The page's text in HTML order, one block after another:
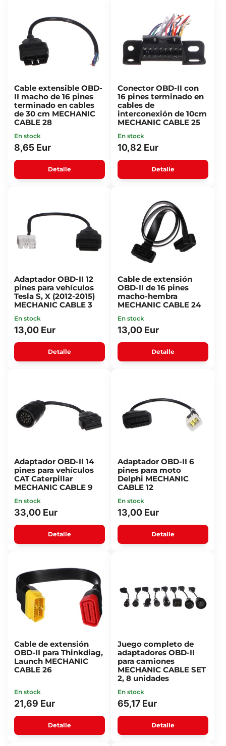
Cable extensible OBD-
II macho de 16 pines
terminado en cables
de 30 cm MECHANIC
CABLE 28
En stock
8,65 Eur
Detalle
Conector OBD-II con
16 pines terminado en
cables de
interconexión de 10cm
MECHANIC CABLE 25
En stock
10,82 Eur
Detalle
Adaptador OBD-II 12
pines para vehículos
Tesla S, X (2012-2015)
MECHANIC CABLE 3
En stock
13,00 Eur
Detalle
Cable de extensión
OBD-II de 16 pines
macho-hembra
MECHANIC CABLE 24
En stock
13,00 Eur
Detalle
Adaptador OBD-II 14
pines para vehículos
CAT Caterpillar
MECHANIC CABLE 9
En stock
33,00 Eur
Detalle
Adaptador OBD-II 6
pines para moto
Delphi MECHANIC
CABLE 12
En stock
13,00 Eur
Detalle
Cable de extensión
OBD-II para Thinkdiag,
Launch MECHANIC
CABLE 26
En stock
21,69 Eur
Detalle
Juego completo de
adaptadores OBD-II
para camiones
MECHANIC CABLE SET
2, 8 unidades
En stock
65,17 Eur
Detalle